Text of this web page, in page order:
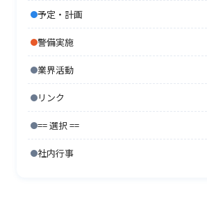
2012年1月
2011年1月
2010年3月
2010年2月
2010年1月
2009年5月
2009年3月
2009年2月
2009年1月
2008年6月
2008年5月
2008年4月
2008年3月
2008年2月
2008年1月
2007年7月
2007年6月
2007年5月
2007年4月
2007年3月
2007年2月
2006年8月
2006年7月
2006年6月
2006年5月
2006年4月
2005年8月
2005年7月
2005年6月
2005年5月
予定・計画
警備実施
業界活動
リンク
== 選択 ==
社内行事